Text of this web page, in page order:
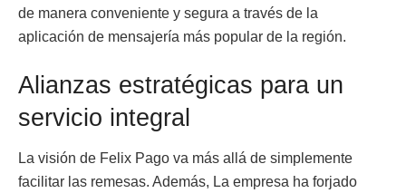
de manera conveniente y segura a través de la
aplicación de mensajería más popular de la región.
Alianzas estratégicas para un
servicio integral
La visión de Felix Pago va más allá de simplemente
facilitar las remesas. Además, La empresa ha forjado